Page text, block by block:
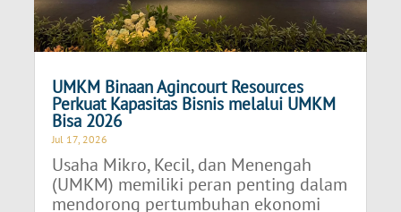
UMKM Binaan Agincourt Resources
Perkuat Kapasitas Bisnis melalui UMKM
Bisa 2026
Jul 17, 2026
Usaha Mikro, Kecil, dan Menengah
(UMKM) memiliki peran penting dalam
mendorong pertumbuhan ekonomi